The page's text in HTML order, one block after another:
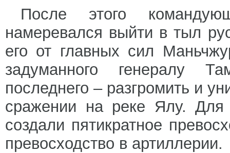
После этого
намеревался выйти в тыл
его от главных сил
задуманного генералу
последнего – разгромить и
сражении на реке Ялу. Для
создали пятикратное
превосходство в артиллерии.